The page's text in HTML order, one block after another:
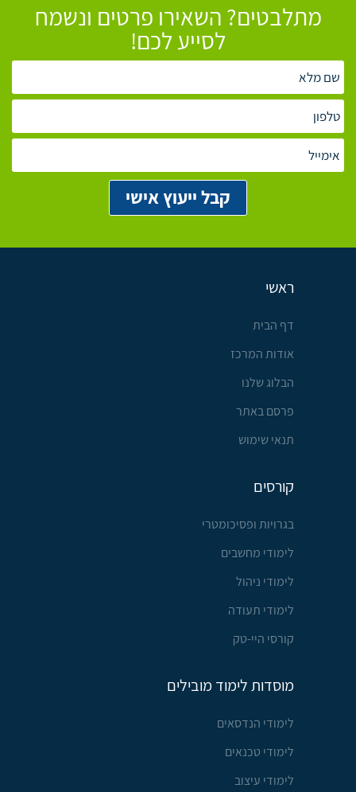
מתלבטים? השאירו פרטים ונשמח
לסייע לכם!
ראשי
דף הבית
אודות המרכז
הבלוג שלנו
פרסם באתר
תנאי שימוש
קורסים
בגרויות ופסיכומטרי
לימודי מחשבים
לימודי ניהול
לימודי תעודה
קורסי היי-טק
מוסדות לימוד מובילים
לימודי הנדסאים
לימודי טכנאים
לימודי עיצוב